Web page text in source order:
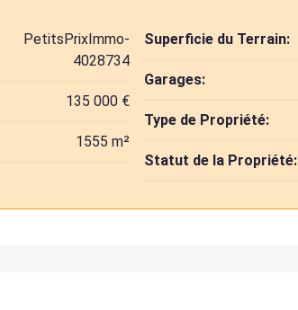
PetitsPrixImmo-
4028734
135 000 €
1555 m²
Superficie du Terrain:
Garages:
Type de Propriété:
Statut de la Propriété: